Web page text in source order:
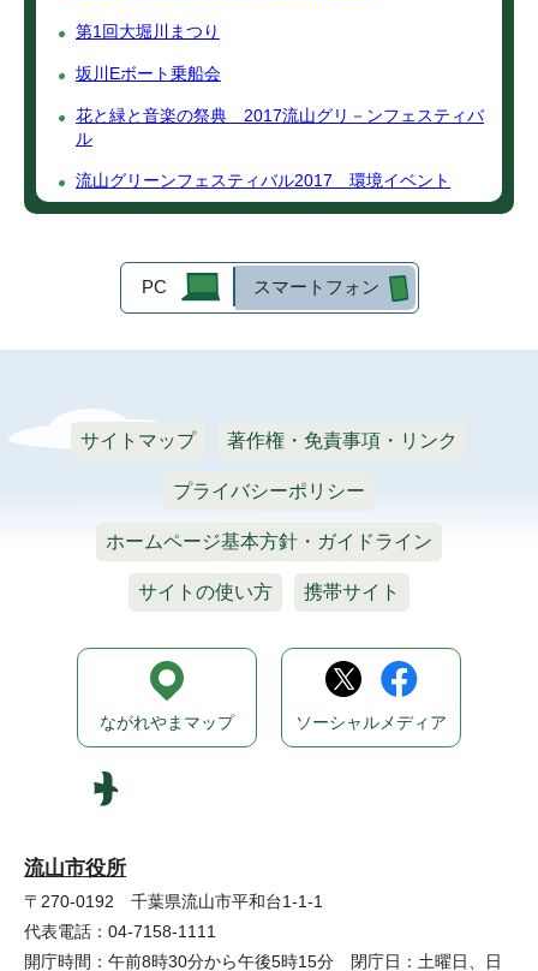
第1回大堀川まつり
坂川Eボート乗船会
花と緑と音楽の祭典 2017流山グリ－ンフェスティバ
ル
流山グリーンフェスティバル2017 環境イベント
PC スマートフォン
サイトマップ 著作権・免責事項・リンク
プライバシーポリシー
ホームページ基本方針・ガイドライン
サイトの使い方 携帯サイト
流山市役所
〒270-0192 千葉県流山市平和台1-1-1
代表電話：04-7158-1111
開庁時間：午前8時30分から午後5時15分 閉庁日：土曜日、日
ながれやまマップ ソーシャルメディア